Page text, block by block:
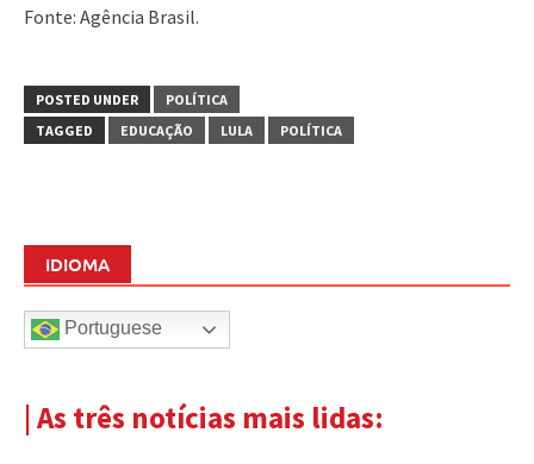
Fonte: Agência Brasil.
POSTED UNDER
POLÍTICA
TAGGED
EDUCAÇÃO LULA POLÍTICA
IDIOMA
Portuguese
| As três notícias mais lidas: